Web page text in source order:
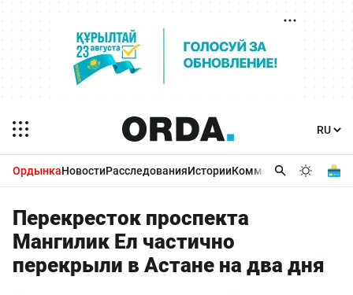
ОрдынкаНовостиРасследованияИсторииКомментарииБизнес
Перекресток проспекта
Мангилик Ел частично
перекрыли в Астане на два дня